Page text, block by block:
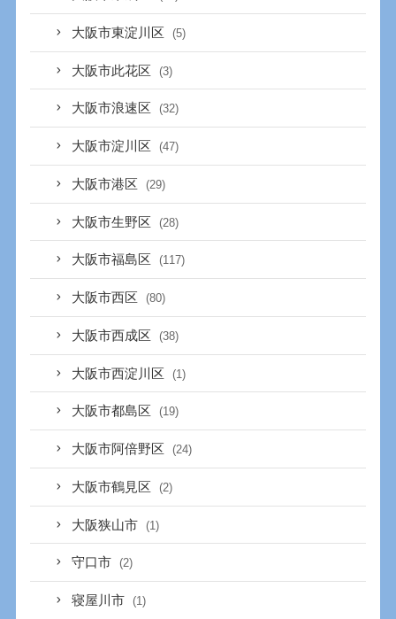
大阪市東淀川区 (5)
大阪市此花区 (3)
大阪市浪速区 (32)
大阪市淀川区 (47)
大阪市港区 (29)
大阪市生野区 (28)
大阪市福島区 (117)
大阪市西区 (80)
大阪市西成区 (38)
大阪市西淀川区 (1)
大阪市都島区 (19)
大阪市阿倍野区 (24)
大阪市鶴見区 (2)
大阪狭山市 (1)
守口市 (2)
寝屋川市 (1)